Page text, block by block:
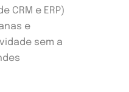
CRM e ERP)
e
sem a